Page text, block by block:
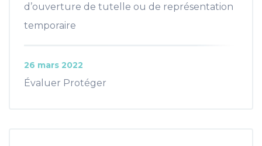
d’ouverture de tutelle ou de représentation
temporaire
Évaluer Protéger
26 mars 2022